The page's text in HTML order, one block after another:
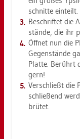
schnit­te ein­teilt.
Be­schrif­tet die
stän­de, die ihr
Öff­net nun die
Ge­gen­stän­de
Plat­te. Be­rührt
gern!
Ver­schließt die
schlie­ßend
brü­tet.